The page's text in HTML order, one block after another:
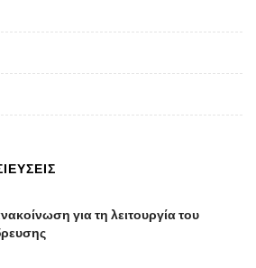
για τη λειτουργία του